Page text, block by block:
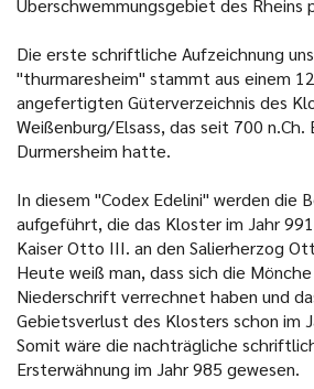
Überschwemmungsgebiet des Rheins
Die erste schriftliche Aufzeichnung
"thurmaresheim" stammt aus einem
angefertigten Güterverzeichnis des
Weißenburg/Elsass, das seit 700
Durmersheim hatte.
In diesem "Codex Edelini" werden die
aufgeführt, die das Kloster im Jahr
Kaiser Otto III. an den Salierherzog
Heute weiß man, dass sich die
Niederschrift verrechnet haben und
Gebietsverlust des Klosters schon im
Somit wäre die nachträgliche
Ersterwähnung im Jahr 985 gewesen.